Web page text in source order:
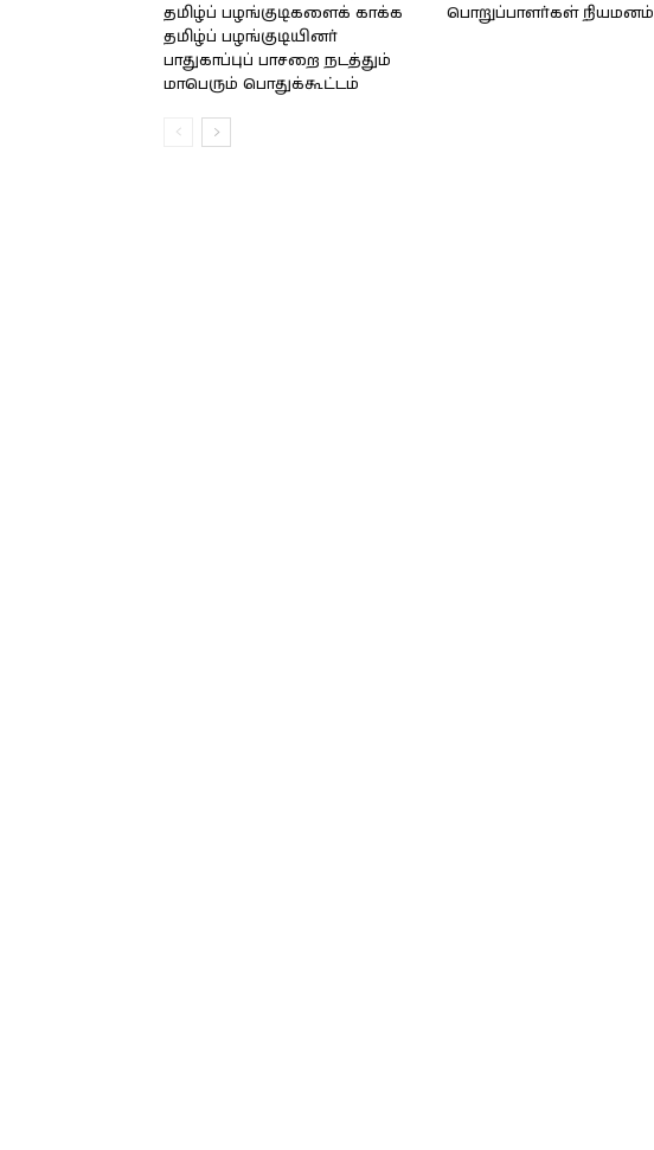
தமிழ்ப் பழங்குடிகளைக் காக்க
தமிழ்ப் பழங்குடியினர்
பாதுகாப்புப் பாசறை நடத்தும்
மாபெரும் பொதுக்கூட்டம்
பொறுப்பாளர்கள் நியமனம்